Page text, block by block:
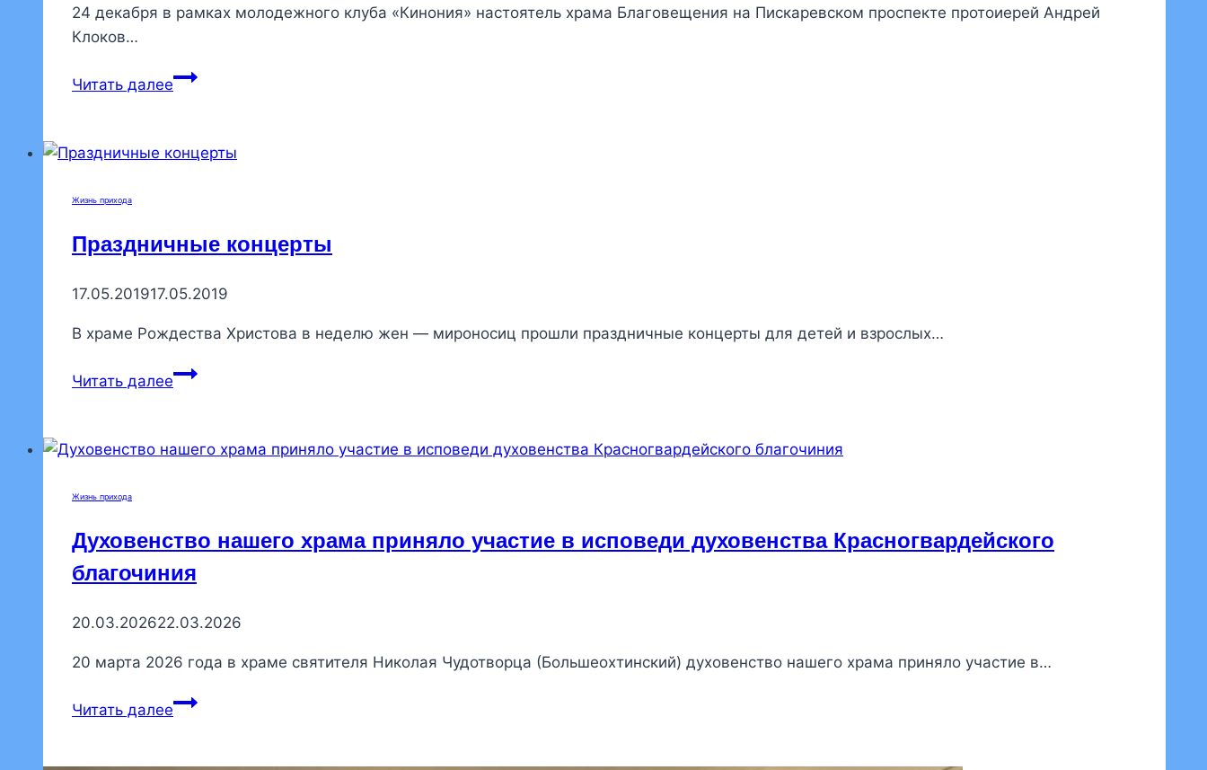
24 декабря в рамках молодежного клуба «Кинония» настоятель храма Благовещения на Пискаревском проспекте протоиерей Андрей
Клоков…
Читать далееНастоятель
прихожанами
Жизнь прихода
Праздничные концерты
17.05.201917.05.2019
В храме Рождества Христова в неделю жен — мироносиц прошли праздничные концерты для детей и взрослых…
Читать далееПраздничные
Жизнь прихода
Духовенство нашего храма приняло участие в исповеди духовенства Красногвардейского
благочиния
20.03.202622.03.2026
20 марта 2026 года в храме святителя Николая Чудотворца (Большеохтинский) духовенство нашего храма приняло участие в…
Читать далееДуховенство